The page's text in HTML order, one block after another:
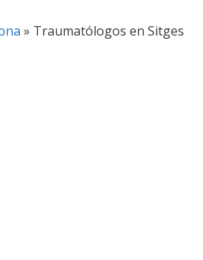
» Traumatólogos en Sitges